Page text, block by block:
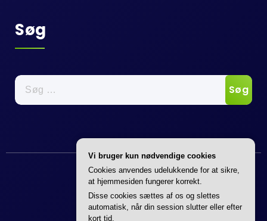
Søg
Søg
efter:
Vi bruger kun nødvendige cookies
Cookies anvendes udelukkende for at sikre,
at hjemmesiden fungerer korrekt.
Disse cookies sættes af os og slettes
automatisk, når din session slutter eller efter
kort tid.